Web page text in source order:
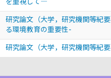
研究論文（大学，研究機関等紀
る環境教育の重要性-
研究論文（大学，研究機関等紀